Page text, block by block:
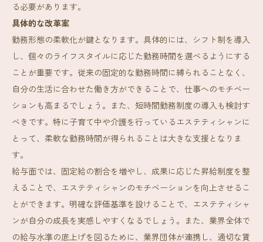
る必要があります。
具体的な改革案
勤務形態の柔軟化が鍵となります。具体的には、シフト制を導入
し、個々のライフスタイルに応じた勤務時間を選べるようにする
ことが重要です。従来の固定的な勤務時間に縛られることなく、
自分の生活に合わせた働き方ができることで、仕事へのモチベー
ションも高まるでしょう。また、短時間勤務制度の導入も検討す
べきです。特に子育て中や介護を行っているエステティシャンに
とって、柔軟な勤務時間が得られることは大きな支援となりま
す。
給与面では、固定給の割合を増やし、成果に応じた昇給制度を整
えることで、エステティシャンのモチベーションを向上させるこ
とができます。明確な評価基準を設けることで、エステティシャ
ンが自分の成長を実感しやすくなるでしょう。また、業界全体で
の給与水準の底上げを図るために、業界団体が連携し、適切な賃